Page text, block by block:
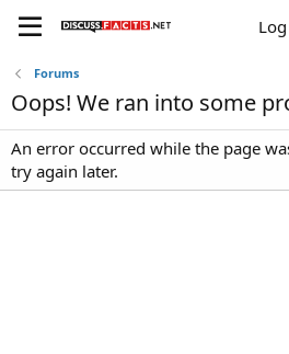
Forums
Oops! We ran into some
An error occurred while the page
try again later.